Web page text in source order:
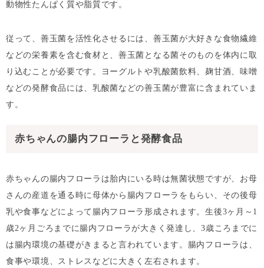
動物性たんぱく質や脂質です。
従って、善玉菌を活性化させるには、善玉菌が大好きな食物繊維
などの栄養素を含む食材と、善玉菌となる菌そのものを体内に取
り込むことが必要です。ヨーグルトや乳酸菌飲料、麹甘酒、味噌
などの発酵食品には、乳酸菌などの善玉菌が豊富に含まれていま
す。
赤ちゃんの腸内フローラと発酵食品
赤ちゃんの腸内フローラは胎内にいる時は無菌状態ですが、お母
さんの産道を通る時に母体から腸内フローラをもらい、その後母
乳や食事などによって腸内フローラ形成されます。生後3ヶ月～1
歳2ヶ月ごろまでに腸内フローラが大きく発達し、3歳ころまでに
は腸内環境の基礎がきまると言われています。腸内フローラは、
食事や環境、ストレスなどに大きく左右されます。